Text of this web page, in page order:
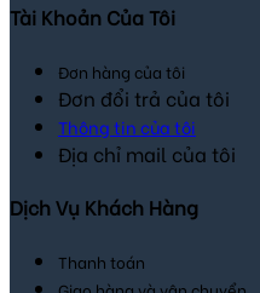
Tài Khoản Của Tôi
Đơn hàng của tôi
Đơn đổi trả của tôi
Thông tin của tôi
Địa chỉ mail của tôi
Dịch Vụ Khách Hàng
Thanh toán